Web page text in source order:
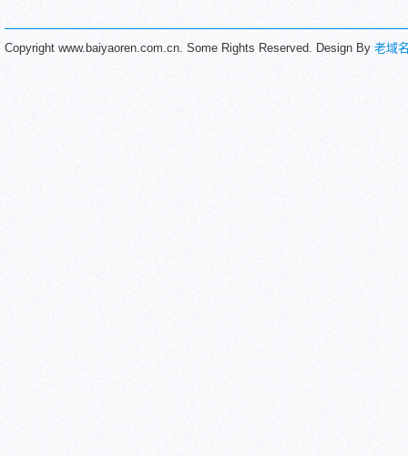
Copyright www.baiyaoren.com.cn. Some Rights Reserved. Design By 老域